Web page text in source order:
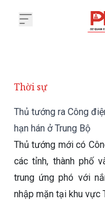
Thời sự
Thủ tướng ra Công
hạn hán ở Trung Bộ
Thủ tướng mới có
các tỉnh, thành phố